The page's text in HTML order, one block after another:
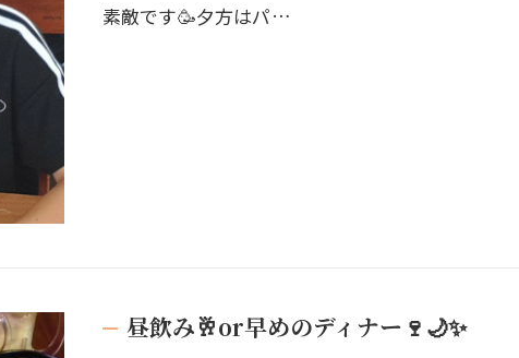
素敵です🥳夕方はパ…
昼飲み🥂or早めのディナー🍷🌙✨